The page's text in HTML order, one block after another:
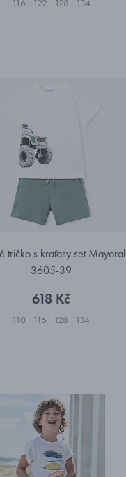
116 122 128 134
tričko s kraťasy set Mayoral
3605-39
618 Kč
110 116 128 134